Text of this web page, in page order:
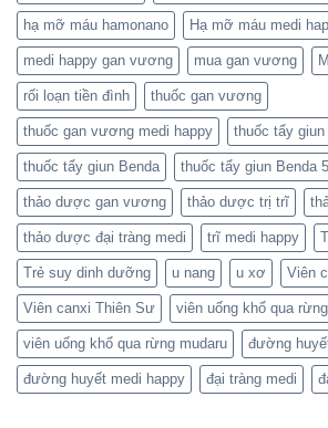
hạ mỡ máu hamonano Hạ mỡ máu medi
medi happy gan vương mua gan vương
rối loạn tiền đình thuốc gan vương
thuốc gan vương medi happy thuốc tẩy giun
thuốc tẩy giun Benda thuốc tẩy giun Benda
thảo dược gan vương thảo dược trị trĩ
thảo dược đại tràng medi trĩ medi happy
Trẻ suy dinh dưỡng u nang u xơ Viên
Viên canxi Thiên Sư viên uống khổ qua rừng
viên uống khổ qua rừng mudaru đường
đường huyết medi happy đại tràng medi